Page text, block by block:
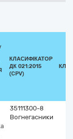
КЛАСИФІКАТОР
ДК 021:2015
(CPV)
35111300-8
Вогнегасники